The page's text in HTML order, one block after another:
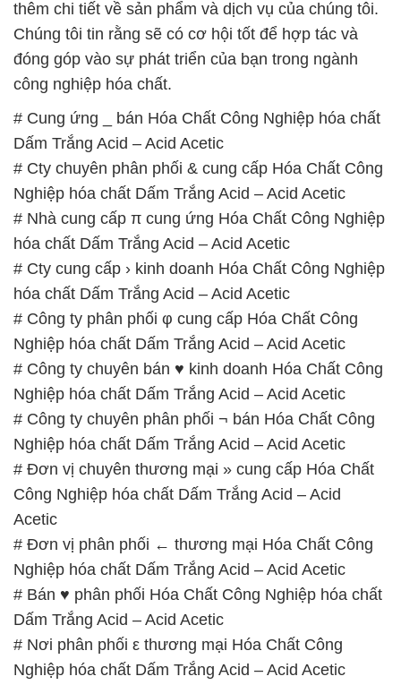
thêm chi tiết về sản phẩm và dịch vụ của chúng tôi.
Chúng tôi tin rằng sẽ có cơ hội tốt để hợp tác và
đóng góp vào sự phát triển của bạn trong ngành
công nghiệp hóa chất.
# Cung ứng _ bán Hóa Chất Công Nghiệp hóa chất
Dấm Trắng Acid – Acid Acetic
# Cty chuyên phân phối & cung cấp Hóa Chất Công
Nghiệp hóa chất Dấm Trắng Acid – Acid Acetic
# Nhà cung cấp π cung ứng Hóa Chất Công Nghiệp
hóa chất Dấm Trắng Acid – Acid Acetic
# Cty cung cấp › kinh doanh Hóa Chất Công Nghiệp
hóa chất Dấm Trắng Acid – Acid Acetic
# Công ty phân phối φ cung cấp Hóa Chất Công
Nghiệp hóa chất Dấm Trắng Acid – Acid Acetic
# Công ty chuyên bán ♥ kinh doanh Hóa Chất Công
Nghiệp hóa chất Dấm Trắng Acid – Acid Acetic
# Công ty chuyên phân phối ¬ bán Hóa Chất Công
Nghiệp hóa chất Dấm Trắng Acid – Acid Acetic
# Đơn vị chuyên thương mại » cung cấp Hóa Chất
Công Nghiệp hóa chất Dấm Trắng Acid – Acid
Acetic
# Đơn vị phân phối ← thương mại Hóa Chất Công
Nghiệp hóa chất Dấm Trắng Acid – Acid Acetic
# Bán ♥ phân phối Hóa Chất Công Nghiệp hóa chất
Dấm Trắng Acid – Acid Acetic
# Nơi phân phối ε thương mại Hóa Chất Công
Nghiệp hóa chất Dấm Trắng Acid – Acid Acetic